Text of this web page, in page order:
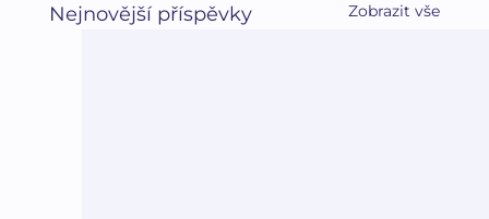
Nejnovější příspěvky Zobrazit vše